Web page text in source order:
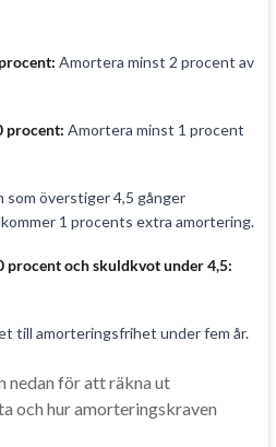
Amortera minst 2 procent av
procent: Amortera minst 1 procent
som överstiger 4,5 gånger
1 procents extra amortering.
procent och skuldkvot under 4,5:
till amorteringsfrihet under fem år.
nedan för att räkna ut
och hur amorteringskraven